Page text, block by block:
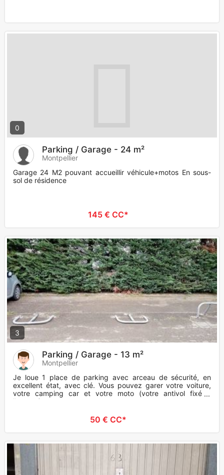
0
Parking / Garage - 24 m²
Montpellier
Garage 24 M2 pouvant accueillir véhicule+motos En sous-
sol de résidence
145 € CC*
3
Parking / Garage - 13 m²
Montpellier
Je loue 1 place de parking avec arceau de sécurité, en
excellent état, avec clé. Vous pouvez garer votre voiture,
votre camping car et votre moto (votre antivol fixé à
l'arceau)
50 € CC*